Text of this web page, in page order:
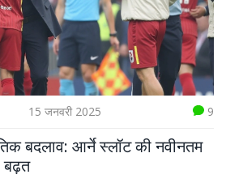
15 जनवरी 2025 9
बदलाव: आर्ने स्लॉट की नवीनतम
बढ़त